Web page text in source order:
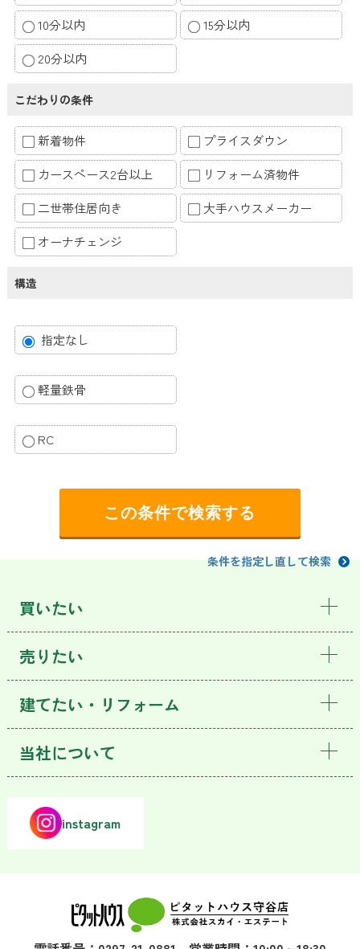
10分以内
15分以内
20分以内
こだわりの条件
新着物件
プライスダウン
カースペース2台以上
リフォーム済物件
二世帯住居向き
大手ハウスメーカー
オーナチェンジ
構造
指定なし
軽量鉄骨
RC
条件を指定し直して検索
買いたい
売りたい
建てたい・リフォーム
当社について
instagram